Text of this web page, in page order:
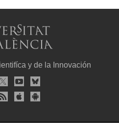
y de la Innovación